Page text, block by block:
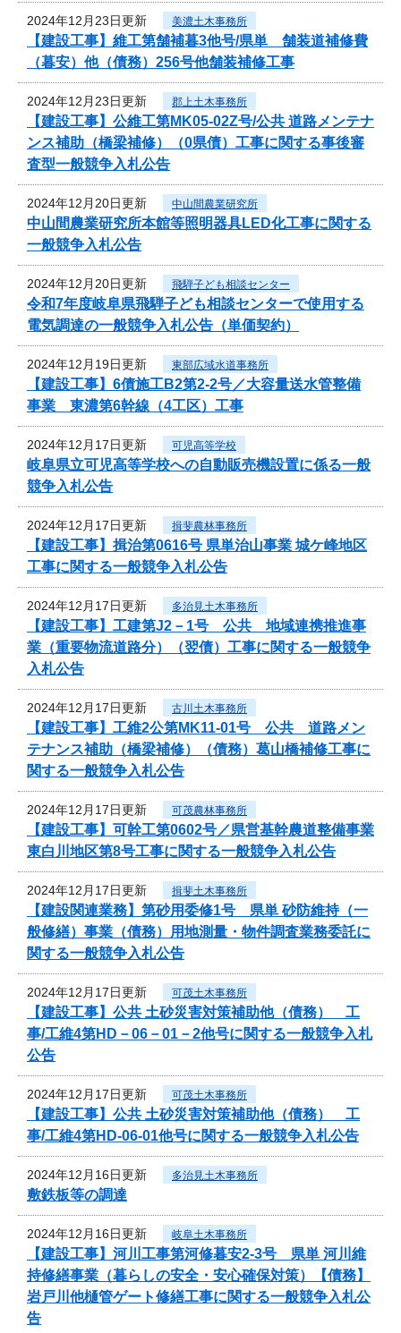
2024年12月23日更新 美濃土木事務所
【建設工事】維工第舗補暮3他号/県単 舗装道補修費
（暮安）他（債務）256号他舗装補修工事
2024年12月23日更新 郡上土木事務所
【建設工事】公維工第MK05-02Z号/公共 道路メンテナ
ンス補助（橋梁補修）（0県債）工事に関する事後審
査型一般競争入札公告
2024年12月20日更新 中山間農業研究所
中山間農業研究所本館等照明器具LED化工事に関する
一般競争入札公告
2024年12月20日更新 飛騨子ども相談センター
令和7年度岐阜県飛騨子ども相談センターで使用する
電気調達の一般競争入札公告（単価契約）
2024年12月19日更新 東部広域水道事務所
【建設工事】6債施工B2第2-2号／大容量送水管整備
事業 東濃第6幹線（4工区）工事
2024年12月17日更新 可児高等学校
岐阜県立可児高等学校への自動販売機設置に係る一般
競争入札公告
2024年12月17日更新 揖斐農林事務所
【建設工事】揖治第0616号 県単治山事業 城ケ峰地区
工事に関する一般競争入札公告
2024年12月17日更新 多治見土木事務所
【建設工事】工建第J2－1号 公共 地域連携推進事
業（重要物流道路分）（翌債）工事に関する一般競争
入札公告
2024年12月17日更新 古川土木事務所
【建設工事】工維2公第MK11-01号 公共 道路メン
テナンス補助（橋梁補修）（債務）葛山橋補修工事に
関する一般競争入札公告
2024年12月17日更新 可茂農林事務所
【建設工事】可幹工第0602号／県営基幹農道整備事業
東白川地区第8号工事に関する一般競争入札公告
2024年12月17日更新 揖斐土木事務所
【建設関連業務】第砂用委修1号 県単 砂防維持（一
般修繕）事業（債務）用地測量・物件調査業務委託に
関する一般競争入札公告
2024年12月17日更新 可茂土木事務所
【建設工事】公共 土砂災害対策補助他（債務） 工
事/工維4第HD－06－01－2他号に関する一般競争入札
公告
2024年12月17日更新 可茂土木事務所
【建設工事】公共 土砂災害対策補助他（債務） 工
事/工維4第HD-06-01他号に関する一般競争入札公告
2024年12月16日更新 多治見土木事務所
敷鉄板等の調達
2024年12月16日更新 岐阜土木事務所
【建設工事】河川工事第河修暮安2-3号 県単 河川維
持修繕事業（暮らしの安全・安心確保対策）【債務】
岩戸川他樋管ゲート修繕工事に関する一般競争入札公
告